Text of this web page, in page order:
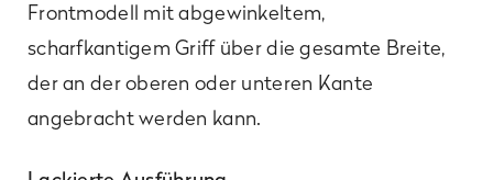
Frontmodell mit abgewinkeltem,
scharfkantigem Griff über die gesamte Breite,
der an der oberen oder unteren Kante
angebracht werden kann.